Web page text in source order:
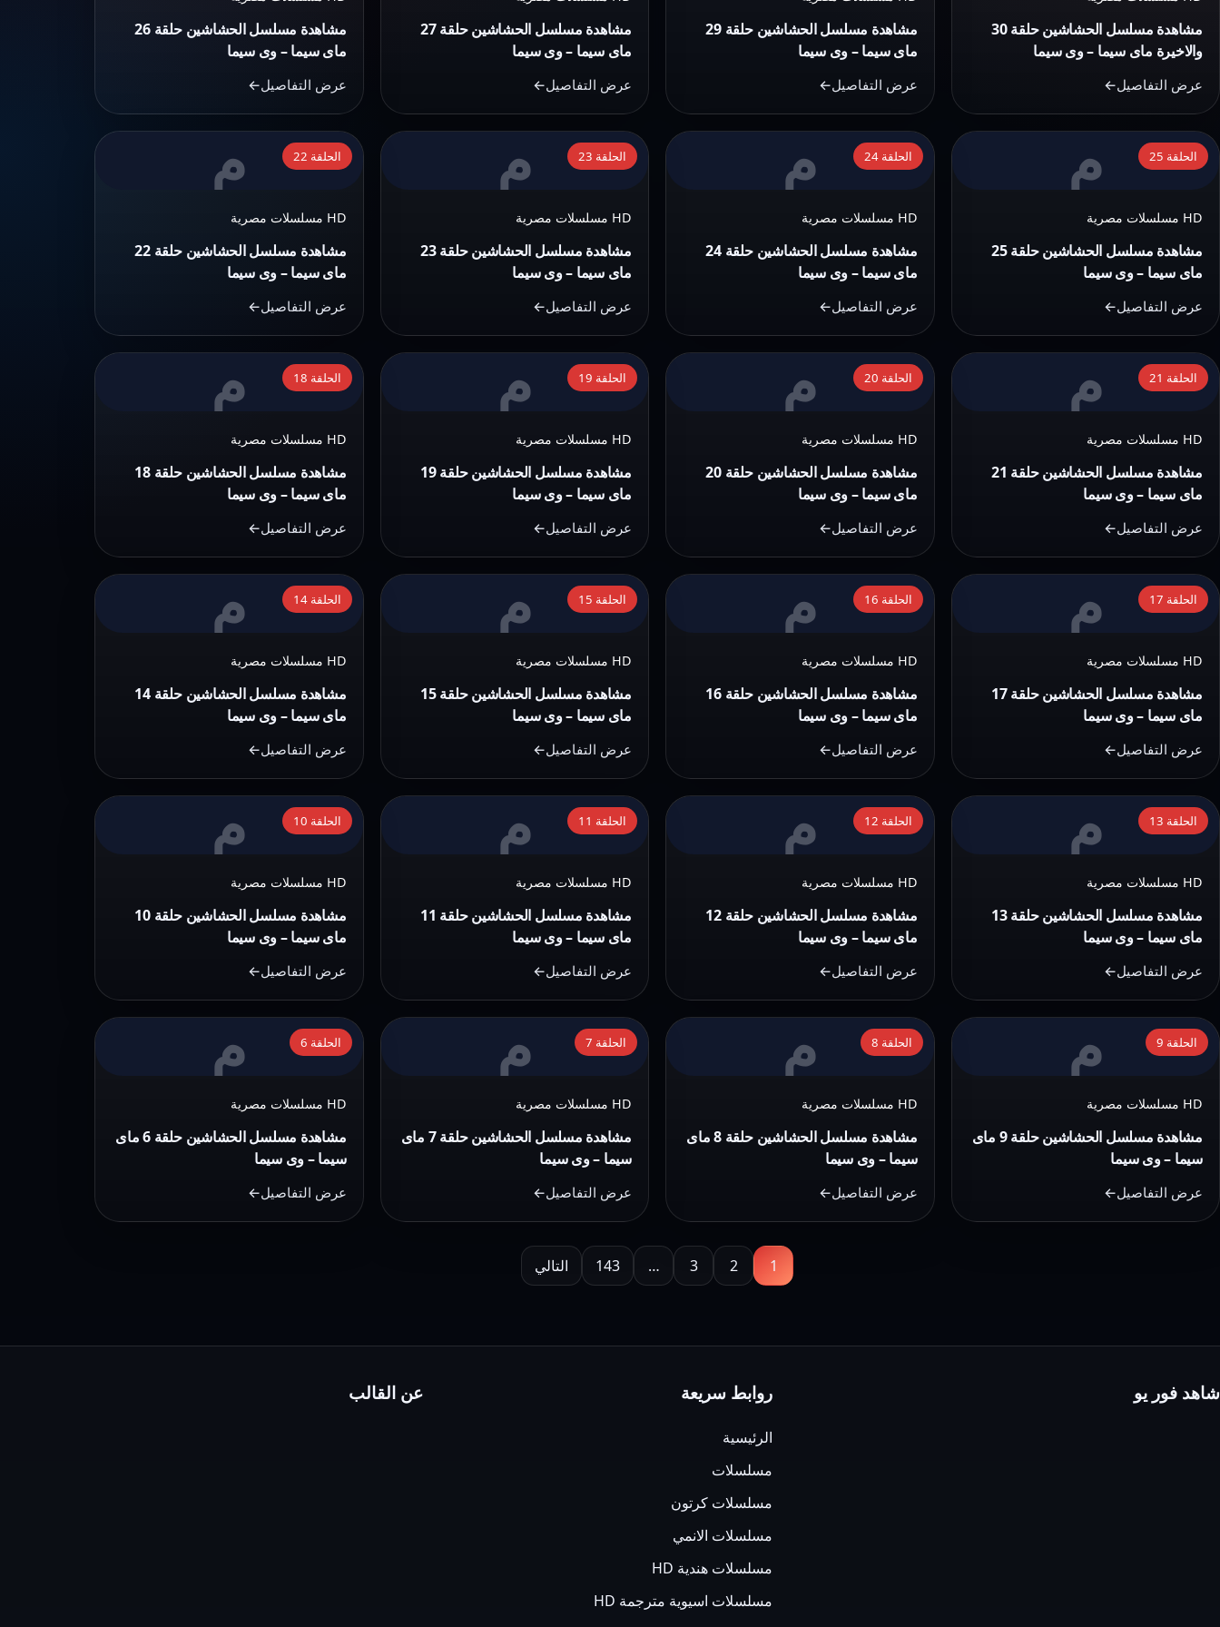
حلقة
ماى
–
مشاهدة مسلسل الحشاشين حلقة 30
والاخيرة ماى سيما – وى سيما
عرض التفاصيل
حلقة
سيما
وى
سيما
مشاهدة مسلسل الحشاشين حلقة 29
ماى سيما – وى سيما
عرض التفاصيل
حلقة
سيما
وى
سيما
مشاهدة مسلسل الحشاشين حلقة 27
ماى سيما – وى سيما
عرض التفاصيل
حلقة
سيما
وى
سيما
مشاهدة مسلسل الحشاشين حلقة 26
ماى سيما – وى سيما
عرض التفاصيل
التفاصيل:
مشاهدة
الحشاشين
حلقة
سيما
وى
سيما
م الحلقة 25
HD مسلسلات مصرية
مشاهدة مسلسل الحشاشين حلقة 25
ماى سيما – وى سيما
عرض التفاصيل
التفاصيل:
مشاهدة
الحشاشين
حلقة
سيما
وى
سيما
م الحلقة 24
HD مسلسلات مصرية
مشاهدة مسلسل الحشاشين حلقة 24
ماى سيما – وى سيما
عرض التفاصيل
التفاصيل:
مشاهدة
الحشاشين
حلقة
سيما
وى
سيما
م الحلقة 23
HD مسلسلات مصرية
مشاهدة مسلسل الحشاشين حلقة 23
ماى سيما – وى سيما
عرض التفاصيل
التفاصيل:
مشاهدة
الحشاشين
حلقة
سيما
وى
سيما
م الحلقة 22
HD مسلسلات مصرية
مشاهدة مسلسل الحشاشين حلقة 22
ماى سيما – وى سيما
عرض التفاصيل
التفاصيل:
مشاهدة
الحشاشين
حلقة
سيما
وى
سيما
م الحلقة 21
HD مسلسلات مصرية
مشاهدة مسلسل الحشاشين حلقة 21
ماى سيما – وى سيما
عرض التفاصيل
التفاصيل:
مشاهدة
الحشاشين
حلقة
سيما
وى
سيما
م الحلقة 20
HD مسلسلات مصرية
مشاهدة مسلسل الحشاشين حلقة 20
ماى سيما – وى سيما
عرض التفاصيل
التفاصيل:
مشاهدة
الحشاشين
حلقة
سيما
وى
سيما
م الحلقة 19
HD مسلسلات مصرية
مشاهدة مسلسل الحشاشين حلقة 19
ماى سيما – وى سيما
عرض التفاصيل
التفاصيل:
مشاهدة
الحشاشين
حلقة
سيما
وى
سيما
م الحلقة 18
HD مسلسلات مصرية
مشاهدة مسلسل الحشاشين حلقة 18
ماى سيما – وى سيما
عرض التفاصيل
التفاصيل:
مشاهدة
الحشاشين
حلقة
سيما
وى
سيما
م الحلقة 17
HD مسلسلات مصرية
مشاهدة مسلسل الحشاشين حلقة 17
ماى سيما – وى سيما
عرض التفاصيل
التفاصيل:
مشاهدة
الحشاشين
حلقة
سيما
وى
سيما
م الحلقة 16
HD مسلسلات مصرية
مشاهدة مسلسل الحشاشين حلقة 16
ماى سيما – وى سيما
عرض التفاصيل
التفاصيل:
مشاهدة
الحشاشين
حلقة
سيما
وى
سيما
م الحلقة 15
HD مسلسلات مصرية
مشاهدة مسلسل الحشاشين حلقة 15
ماى سيما – وى سيما
عرض التفاصيل
التفاصيل:
مشاهدة
الحشاشين
حلقة
سيما
وى
سيما
م الحلقة 14
HD مسلسلات مصرية
مشاهدة مسلسل الحشاشين حلقة 14
ماى سيما – وى سيما
عرض التفاصيل
التفاصيل:
مشاهدة
الحشاشين
حلقة
سيما
وى
سيما
م الحلقة 13
HD مسلسلات مصرية
مشاهدة مسلسل الحشاشين حلقة 13
ماى سيما – وى سيما
عرض التفاصيل
التفاصيل:
مشاهدة
الحشاشين
حلقة
سيما
وى
سيما
م الحلقة 12
HD مسلسلات مصرية
مشاهدة مسلسل الحشاشين حلقة 12
ماى سيما – وى سيما
عرض التفاصيل
التفاصيل:
مشاهدة
الحشاشين
حلقة
سيما
وى
سيما
م الحلقة 11
HD مسلسلات مصرية
مشاهدة مسلسل الحشاشين حلقة 11
ماى سيما – وى سيما
عرض التفاصيل
التفاصيل:
مشاهدة
الحشاشين
حلقة
سيما
وى
سيما
م الحلقة 10
HD مسلسلات مصرية
مشاهدة مسلسل الحشاشين حلقة 10
ماى سيما – وى سيما
عرض التفاصيل
التفاصيل:
مشاهدة
الحشاشين
حلقة
سيما
م الحلقة 9
HD مسلسلات مصرية
مشاهدة مسلسل الحشاشين حلقة 9 ماى
سيما – وى سيما
عرض التفاصيل
التفاصيل:
مشاهدة
الحشاشين
حلقة
سيما
م الحلقة 8
HD مسلسلات مصرية
مشاهدة مسلسل الحشاشين حلقة 8 ماى
سيما – وى سيما
عرض التفاصيل
التفاصيل:
مشاهدة
الحشاشين
حلقة
سيما
وى
سيما
م الحلقة 7
HD مسلسلات مصرية
مشاهدة مسلسل الحشاشين حلقة 7 ماى
سيما – وى سيما
عرض التفاصيل
التفاصيل:
مشاهدة
الحشاشين
حلقة
سيما
م الحلقة 6
HD مسلسلات مصرية
مشاهدة مسلسل الحشاشين حلقة 6 ماى
سيما – وى سيما
عرض التفاصيل
1
2
3
…
143 التالي
شاهد فور يو روابط سريعة
الرئيسية
مسلسلات
مسلسلات كرتون
مسلسلات الانمي
مسلسلات هندية HD
مسلسلات اسيوية مترجمة HD
عن القالب